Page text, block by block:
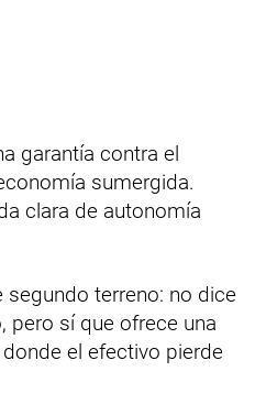
garantía contra el
sumergida.
clara de autonomía
segundo terreno: no dice
pero sí que ofrece una
el efectivo pierde